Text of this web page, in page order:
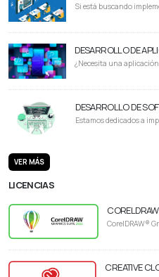
Si está buscando
DESARROLLO DE
¿Necesita una
DESARROLLO DE
Estamos dedicados a
VER MÁS
LICENCIAS
CorelDRAW®
CREATIVE